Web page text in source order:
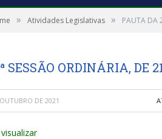
» Atividades Legislativas » PAUTA DA
SESSÃO ORDINÁRIA, DE
DE 2021